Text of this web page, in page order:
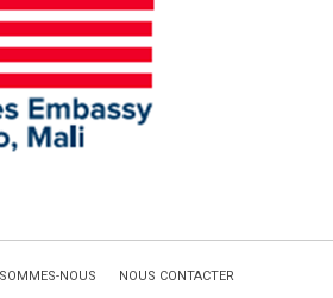
NOUS NOUS CONTACTER